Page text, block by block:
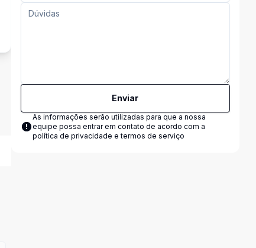
Enviar
As informações serão utilizadas para que a nossa
equipe possa entrar em contato de acordo com a
política de privacidade e termos de serviço